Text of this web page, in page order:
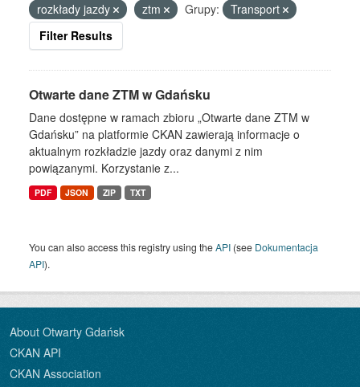
rozkłady jazdy
ztm Grupy:
Transport
Filter Results
Otwarte dane ZTM w Gdańsku
Dane dostępne w ramach zbioru „Otwarte dane ZTM w
Gdańsku” na platformie CKAN zawierają informacje o
aktualnym rozkładzie jazdy oraz danymi z nim
powiązanymi. Korzystanie z...
PDF JSON ZIP TXT
You can also access this registry using theAPI (see Dokumentacja
API).
About Otwarty Gdańsk
CKAN API
CKAN Association